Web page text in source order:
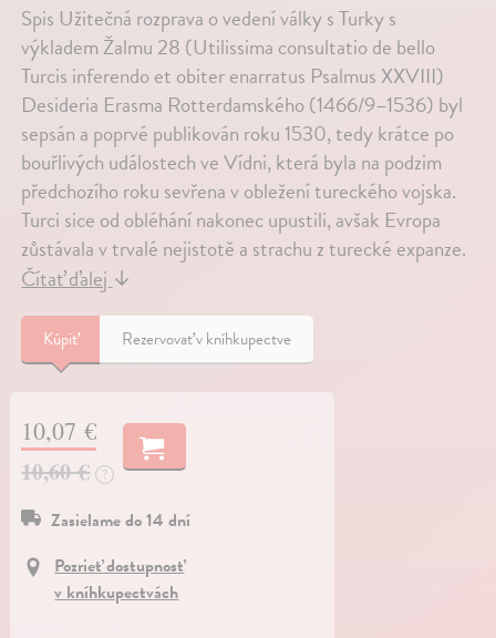
Spis Užitečná rozprava o vedení války s Turky s
výkladem Žalmu 28 (Utilissima consultatio de bello
Turcis inferendo et obiter enarratus Psalmus XXVIII)
Desideria Erasma Rotterdamského (1466/9–1536) byl
sepsán a poprvé publikován roku 1530, tedy krátce po
bouřlivých událostech ve Vídni, která byla na podzim
předchozího roku sevřena v obležení tureckého vojska.
Turci sice od obléhání nakonec upustili, avšak Evropa
zůstávala v trvalé nejistotě a strachu z turecké expanze.
Čítať ďalej ↓
Kúpiť Rezervovať v kníhkupectve
10,07 €
10,60 €
?
Zasielame do 14 dní
Pozrieť dostupnosť
v kníhkupectvách